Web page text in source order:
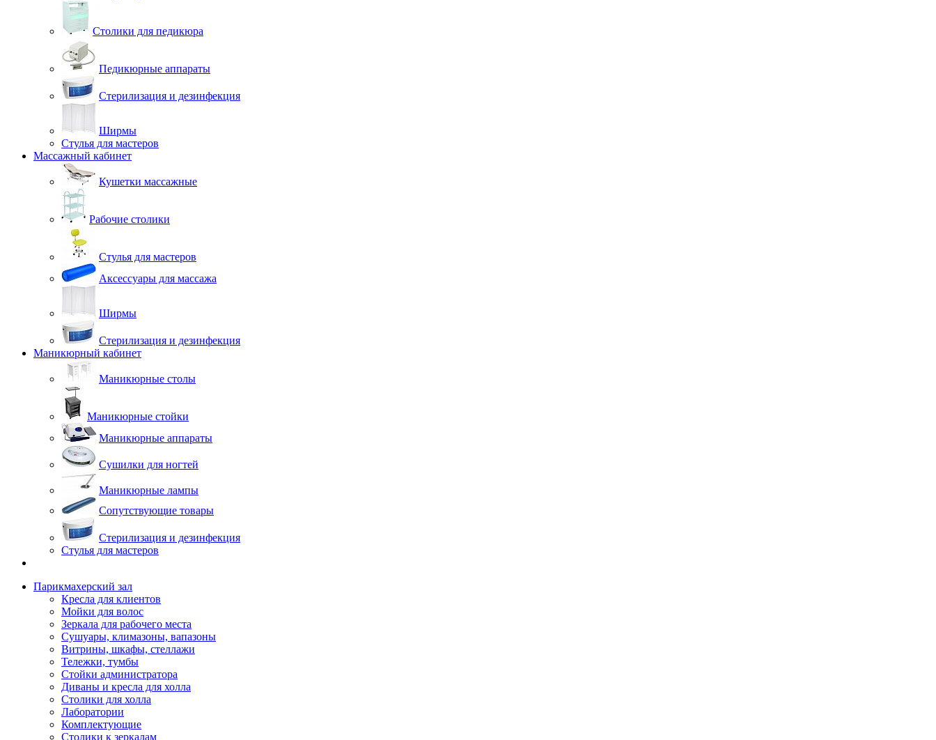
Столики для педикюра
Педикюрные аппараты
Стерилизация и дезинфекция
Ширмы
Стулья для мастеров
Массажный кабинет
Кушетки массажные
Рабочие столики
Стулья для мастеров
Аксессуары для массажа
Ширмы
Стерилизация и дезинфекция
Маникюрный кабинет
Маникюрные столы
Маникюрные стойки
Маникюрные аппараты
Сушилки для ногтей
Маникюрные лампы
Сопутствующие товары
Стерилизация и дезинфекция
Стулья для мастеров
Парикмахерский зал
Кресла для клиентов
Мойки для волос
Зеркала для рабочего места
Сушуары, климазоны, вапазоны
Витрины, шкафы, стеллажи
Тележки, тумбы
Стойки администратора
Диваны и кресла для холла
Столики для холла
Лаборатории
Комплектующие
Столики к зеркалам